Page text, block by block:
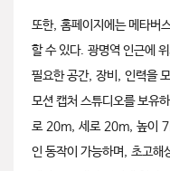
또한, 홈페이지에는 메타버
할 수 있다. 광명역 인근에
필요한 공간, 장비, 인력을
모션 캡처 스튜디오를 보유
로 20m, 세로 20m, 높이
인 동작이 가능하며, 초고